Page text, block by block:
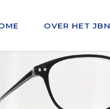
OVER HET JBN